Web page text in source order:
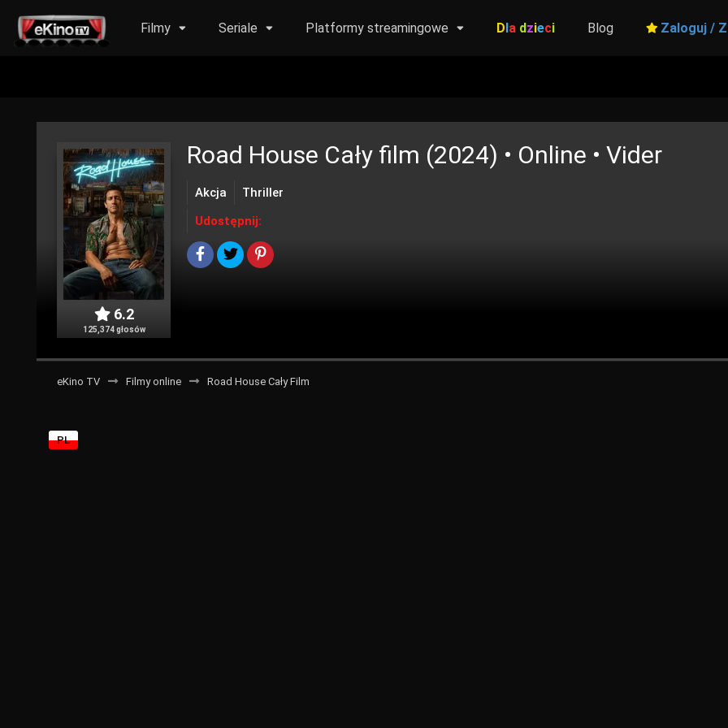
Filmy Seriale Platformy streamingowe Dla dzieci Blog Zaloguj /
6.2
125,374 głosów
Road House Cały film (2024) • Online • Vider
Akcja
Thriller
Udostępnij:
eKino TV Filmy online Road House Cały Film
PL